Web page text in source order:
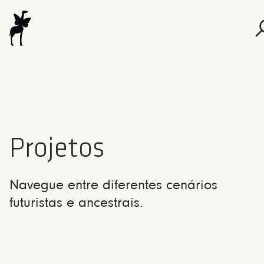
Projetos
Navegue entre diferentes cenários
futuristas e ancestrais.